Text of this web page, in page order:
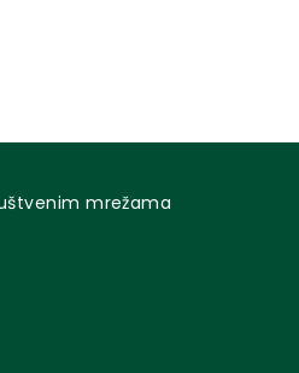
mrežama